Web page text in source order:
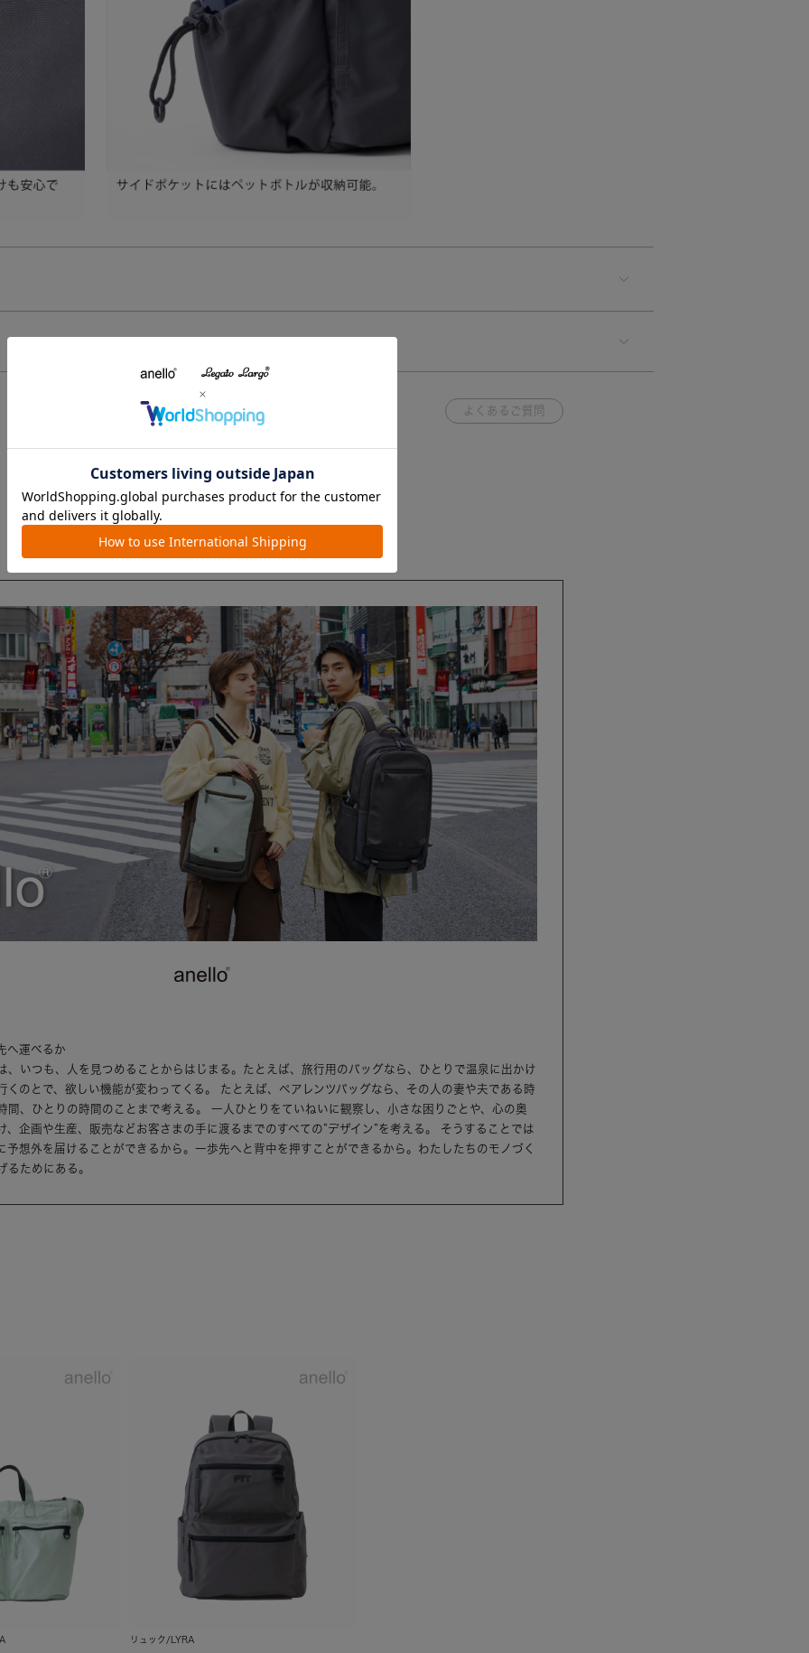
よくあるご質問
へ運べるか
、いつも、人を見つめることからはじまる。たとえば、旅行用のバッグなら、ひとりで温泉に出かけ
くのとで、欲しい機能が変わってくる。 たとえば、ペアレンツバッグなら、その人の妻や夫である時
間、ひとりの時間のことまで考える。 一人ひとりをていねいに観察し、小さな困りごとや、心の奥
、企画や生産、販売などお客さまの手に渡るまでのすべての”デザイン”を考える。 そうすることでは
予想外を届けることができるから。一歩先へと背中を押すことができるから。わたしたちのモノづく
るためにある。
リュック/LYRA